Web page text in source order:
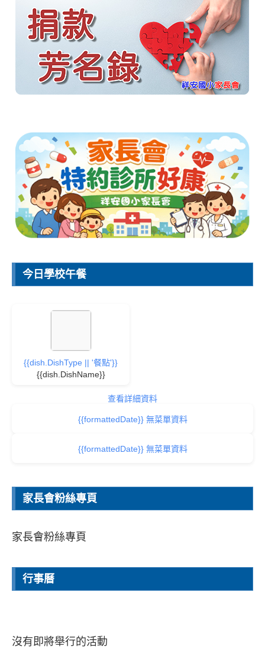
今日學校午餐
{{dish.DishType || '餐點'}}
{{dish.DishName}}
查看詳細資料
{{formattedDate}} 無菜單資料
{{formattedDate}} 無菜單資料
家長會粉絲專頁
家長會粉絲專頁
行事曆
沒有即將舉行的活動